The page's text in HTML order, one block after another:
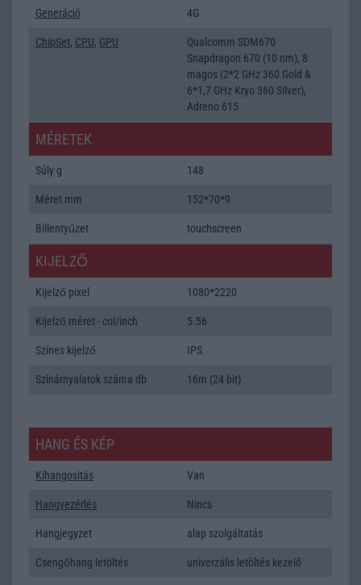
Generáció 4G
ChipSet, CPU, GPU
Qualcomm SDM670
Snapdragon 670 (10 nm), 8
magos (2*2 GHz 360 Gold &
6*1,7 GHz Kryo 360 Silver),
Adreno 615
MÉRETEK
Súly g 148
Méret mm 152*70*9
Billentyűzet touchscreen
KIJELZŐ
Kijelző pixel 1080*2220
Kijelző méret - col/inch 5.56
Színes kijelző IPS
Színárnyalatok száma db 16m (24 bit)
HANG ÉS KÉP
Kihangositás Van
Hangvezérlés Nincs
Hangjegyzet alap szolgáltatás
Csengőhang letöltés univerzális letöltés kezelõ